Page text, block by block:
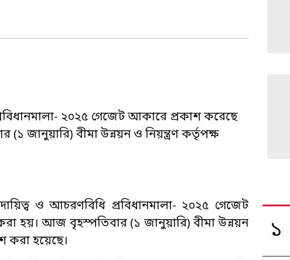
২০২৫ গেজেট আকারে প্রকাশ করেছে
জানুয়ারি) বীমা উন্নয়ন ও নিয়ন্ত্রণ কর্তৃপক্ষ
ও আচরণবিধি প্রবিধানমালা- ২০২৫ গেজেট
হয়। আজ বৃহস্পতিবার (১ জানুয়ারি) বীমা উন্নয়ন
করা হয়েছে।
১